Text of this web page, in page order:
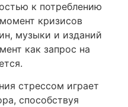
к потреблению
кризисов
музыки и изданий
как запрос на
стрессом играет
способствуя